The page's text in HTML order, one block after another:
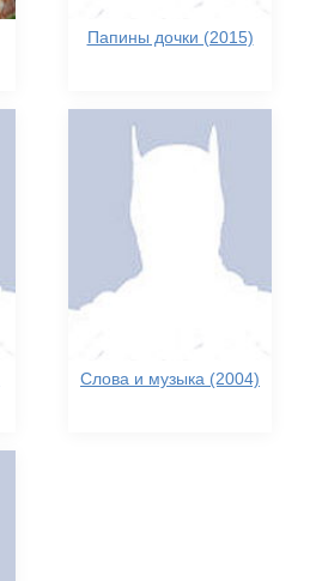
Папины дочки (2015)
Слова и музыка (2004)